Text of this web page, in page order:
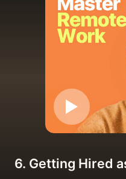
6. Getting Hired